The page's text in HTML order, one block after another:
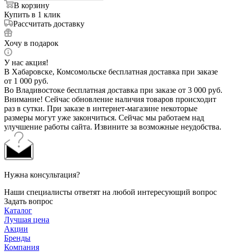
В корзину
Купить в 1 клик
Рассчитать доставку
Хочу в подарок
У нас акция!
В Хабаровске, Комсомольске бесплатная доставка при заказе
от 1 000 руб.
Во Владивостоке бесплатная доставка при заказе от 3 000 руб.
Внимание! Сейчас обновление наличия товаров происходит
раз в сутки. При заказе в интернет-магазине некоторые
размеры могут уже закончиться. Сейчас мы работаем над
улучшение работы сайта. Извините за возможные неудобства.
Нужна консультация?
Наши специалисты ответят на любой интересующий вопрос
Задать вопрос
Каталог
Лучшая цена
Акции
Бренды
Компания